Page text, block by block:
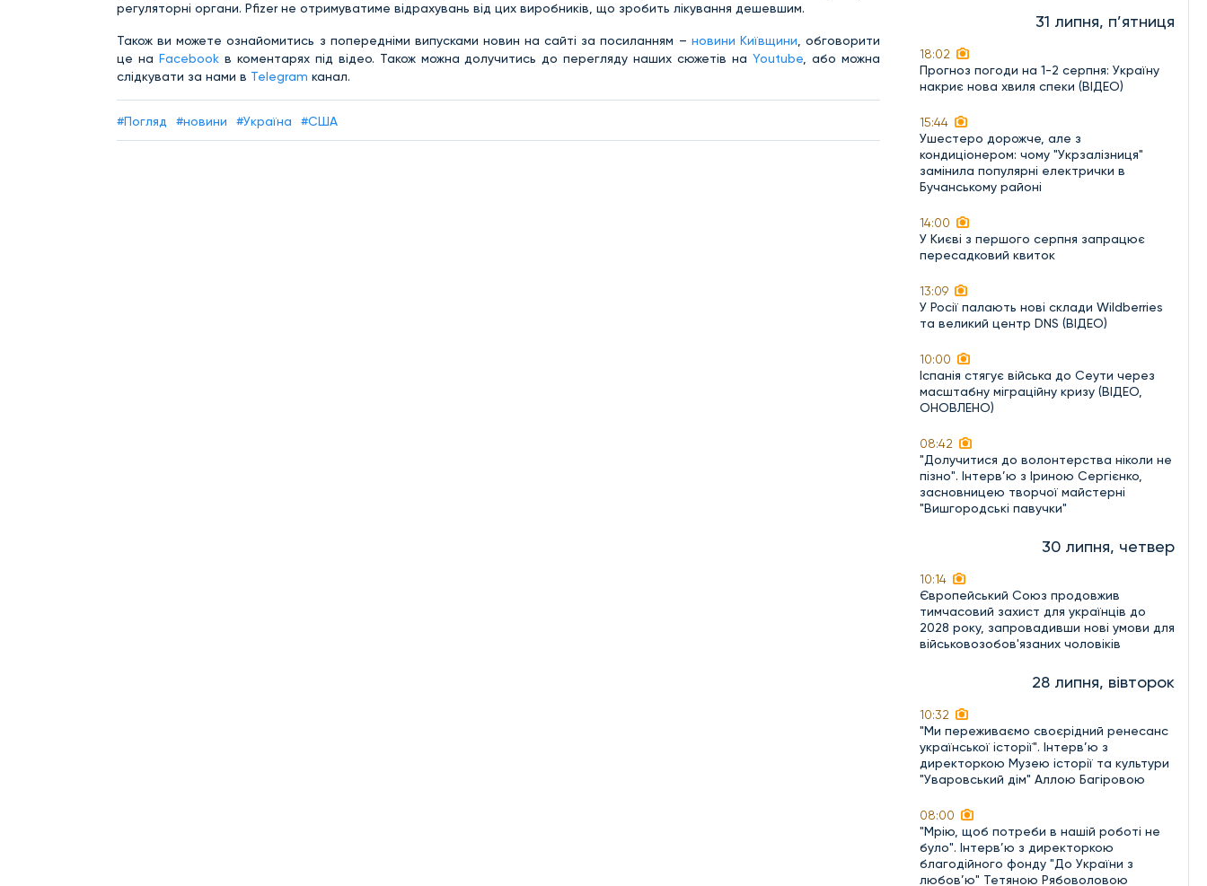
регуляторні органи. Pfizer не отримуватиме відрахувань від цих виробників, що зробить лікування дешевшим.
Також ви можете ознайомитись з попередніми випусками новин на сайті за посиланням – новини Київщини , обговорити
це на Facebookв коментарях під відео. Також можна долучитись до перегляду наших сюжетів на Youtube , або можна
слідкувати за нами в Telegram канал.
#Погляд #новини #Україна #США
31 липня, п’ятниця
18:02
Прогноз погоди на 1-2 серпня: Україну
накриє нова хвиля спеки (ВІДЕО)
15:44
Ушестеро дорожче, але з
кондиціонером: чому "Укрзалізниця"
замінила популярні електрички в
Бучанському районі
14:00
У Києві з першого серпня запрацює
пересадковий квиток
13:09
У Росії палають нові склади Wildberries
та великий центр DNS (ВІДЕО)
10:00
Іспанія стягує війська до Сеути через
масштабну міграційну кризу (ВІДЕО,
ОНОВЛЕНО)
08:42
"Долучитися до волонтерства ніколи не
пізно". Інтерв’ю з Іриною Сергієнко,
засновницею творчої майстерні
"Вишгородські павучки"
30 липня, четвер
10:14
Європейський Союз продовжив
тимчасовий захист для українців до
2028 року, запровадивши нові умови для
військовозобов'язаних чоловіків
28 липня, вівторок
10:32
"Ми переживаємо своєрідний ренесанс
української історії". Інтерв’ю з
директоркою Музею історії та культури
"Уваровський дім" Аллою Багіровою
08:00
"Мрію, щоб потреби в нашій роботі не
було". Інтерв’ю з директоркою
благодійного фонду "До України з
любов’ю" Тетяною Рябоволовою